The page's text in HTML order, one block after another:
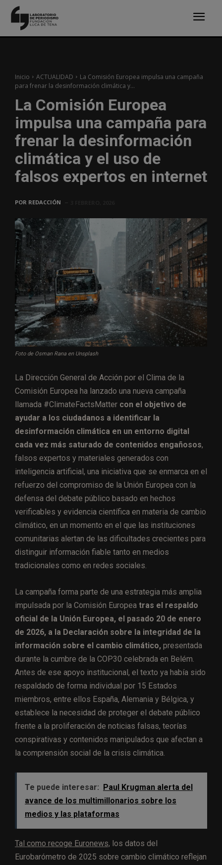
Inicio ACTUALIDAD
La Comisión Europea impulsa una campaña
para frenar la desinformación climática y...
La Comisión Europea
impulsa una campaña para
frenar la desinformación
climática y el uso de
falsos expertos en internet
POR REDACCIÓN
Foto de Osman Rana en Unsplash
La Dirección General de Acción por el Clima de la
Comisión Europea ha lanzado una nueva campaña
llamada #ClimateFactsMatter con el objetivo de
ayudar a los ciudadanos a identificar la
desinformación climática en un entorno digital
cada vez más saturado de contenidos engañosos,
falsos expertos y materiales generados con
inteligencia artificial, una iniciativa que se enmarca en el
refuerzo del compromiso de la Unión Europea con la
defensa del debate público basado en hechos
verificables y evidencia científica en materia de cambio
climático, en un momento en el que las instituciones
comunitarias alertan de las dificultades crecientes para
distinguir información fiable tanto en medios
tradicionales como en redes sociales.
La campaña forma parte de una estrategia más amplia
impulsada por la Comisión Europea tras el respaldo
oficial de la Unión Europea, el pasado 20 de enero
de 2026, a la Declaración sobre la integridad de la
información sobre el cambio climático, presentada
durante la cumbre de la COP30 celebrada en Belém.
Antes de ese apoyo institucional, el texto ya había sido
respaldado de forma individual por 15 Estados
miembros, entre ellos España, Alemania y Bélgica, y
establece la necesidad de proteger el debate público
frente a la proliferación de noticias falsas, teorías
conspirativas y contenidos manipulados que afectan a
la comprensión social de la crisis climática.
Te puede interesar:
Paul Krugman alerta del
avance de los multimillonarios sobre los
medios y las plataformas
Tal como recoge Euronews, los datos del
Eurobarómetro de 2025 sobre cambio climático reflejan